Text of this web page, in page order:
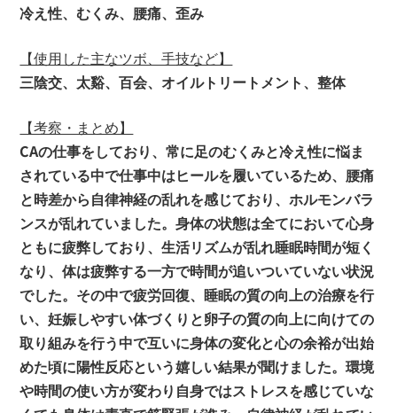
冷え性、むくみ、腰痛、歪み
【使用した主なツボ、手技など】
三陰交、太谿、百会、オイルトリートメント、整体
【考察・まとめ】
CAの仕事をしており、常に足のむくみと冷え性に悩ま
されている中で仕事中はヒールを履いているため、腰痛
と時差から自律神経の乱れを感じており、ホルモンバラ
ンスが乱れていました。身体の状態は全てにおいて心身
ともに疲弊しており、生活リズムが乱れ睡眠時間が短く
なり、体は疲弊する一方で時間が追いついていない状況
でした。その中で疲労回復、睡眠の質の向上の治療を行
い、妊娠しやすい体づくりと卵子の質の向上に向けての
取り組みを行う中で互いに身体の変化と心の余裕が出始
めた頃に陽性反応という嬉しい結果が聞けました。環境
や時間の使い方が変わり自身ではストレスを感じていな